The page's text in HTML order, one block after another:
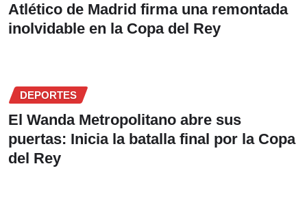
Atlético de Madrid firma una remontada
inolvidable en la Copa del Rey
DEPORTES
El Wanda Metropolitano abre sus
puertas: Inicia la batalla final por la Copa
del Rey